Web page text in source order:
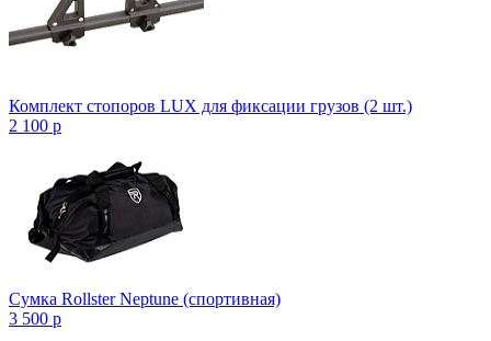
Комплект стопоров LUX для фиксации грузов (2 шт.)
2 100 p
Сумка Rollster Neptune (спортивная)
3 500 p